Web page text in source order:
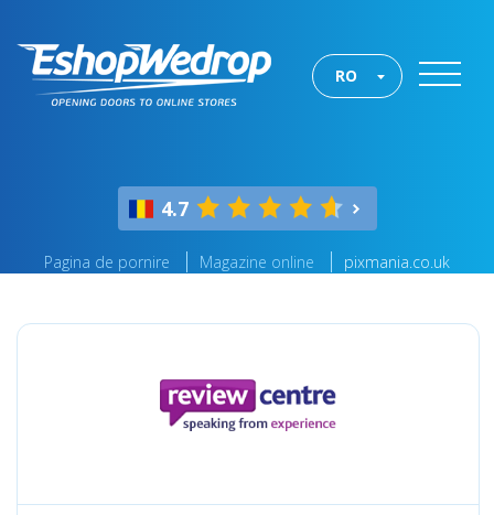
RO
4.7
Pagina de pornire Magazine online pixmania.co.uk